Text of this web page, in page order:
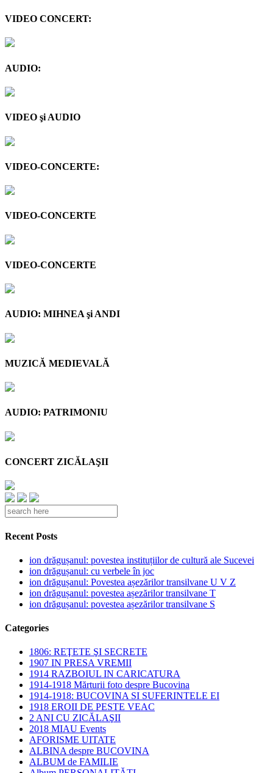
VIDEO CONCERT:
AUDIO:
VIDEO şi AUDIO
VIDEO-CONCERTE:
VIDEO-CONCERTE
VIDEO-CONCERTE
AUDIO: MIHNEA şi ANDI
MUZICĂ MEDIEVALĂ
AUDIO: PATRIMONIU
CONCERT ZICĂLAŞII
Recent Posts
ion drăgușanul: povestea instituțiilor de cultură ale Sucevei
ion drăgușanul: cu verbele în joc
ion drăgușanul: Povestea așezărilor transilvane U V Z
ion drăgușanul: povestea așezărilor transilvane T
ion drăgușanul: povestea așezărilor transilvane S
Categories
1806: REŢETE ŞI SECRETE
1907 IN PRESA VREMII
1914 RAZBOIUL IN CARICATURA
1914-1918 Mărturii foto despre Bucovina
1914-1918: BUCOVINA SI SUFERINTELE EI
1918 EROII DE PESTE VEAC
2 ANI CU ZICĂLAŞII
2018 MIAU Events
AFORISME UITATE
ALBINA despre BUCOVINA
ALBUM de FAMILIE